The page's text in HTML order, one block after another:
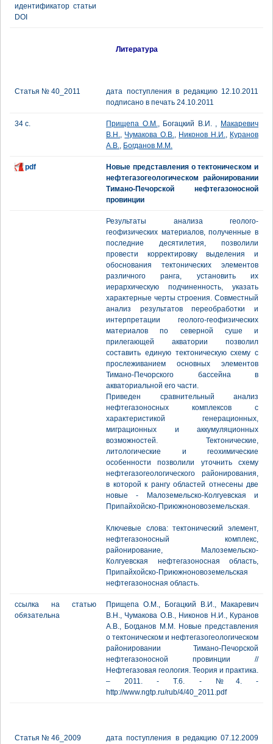
идентификатор статьи
DOI
Литература
Статья № 40_2011
дата поступления в редакцию 12.10.2011
подписано в печать 24.10.2011
34 с. Прищепа О.М., Богацкий В.И. , Макаревич
В.Н., Чумакова О.В., Никонов Н.И., Куранов
А.В., Богданов М.М.
pdf
Новые представления о тектоническом и
нефтегазогеологическом районировании
Тимано-Печорской нефтегазоносной
провинции
Результаты анализа геолого-
геофизических материалов, полученные в
последние десятилетия, позволили
провести корректировку выделения и
обоснования тектонических элементов
различного ранга, установить их
иерархическую подчиненность, указать
характерные черты строения. Совместный
анализ результатов переобработки и
интерпретации геолого-геофизических
материалов по северной суше и
прилегающей акватории позволил
составить единую тектоническую схему с
прослеживанием основных элементов
Тимано-Печорского бассейна в
акваториальной его части.
Приведен сравнительный анализ
нефтегазоносных комплексов с
характеристикой генерационных,
миграционных и аккумуляционных
возможностей. Тектонические,
литологические и геохимические
особенности позволили уточнить схему
нефтегазогеологического районирования,
в которой к рангу областей отнесены две
новые - Малоземельско-Колгуевская и
Припайхойско-Приюжноновоземельская.
Ключевые слова: тектонический элемент,
нефтегазоносный комплекс,
районирование, Малоземельско-
Колгуевская нефтегазоносная область,
Припайхойско-Приюжноновоземельская
нефтегазоносная область.
ссылка на статью
обязательна
Прищепа О.М., Богацкий В.И., Макаревич
В.Н., Чумакова О.В., Никонов Н.И., Куранов
А.В., Богданов М.М. Новые представления
о тектоническом и нефтегазогеологическом
районировании Тимано-Печорской
нефтегазоносной провинции //
Нефтегазовая геология. Теория и практика.
– 2011. - Т.6. - №4. -
http://www.ngtp.ru/rub/4/40_2011.pdf
Статья № 46_2009
дата поступления в редакцию 07.12.2009